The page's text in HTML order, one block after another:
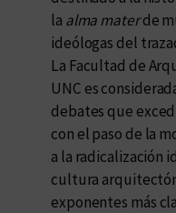
la alma materde
ideólogas del
La Facultad de
UNC es
debates que
con el paso de la
a la radicalización
cultura
exponentes más